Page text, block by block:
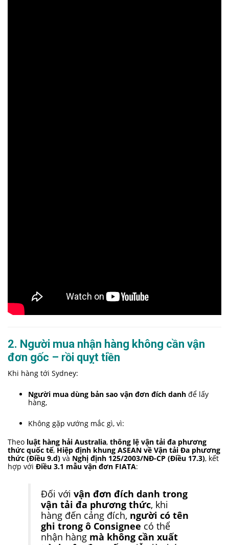
2. Người mua nhận hàng không cần vận
đơn gốc – rồi quỵt tiền
Khi hàng tới Sydney:
Người mua dùng bản sao vận đơn đích danh để lấy
hàng,
Không gặp vướng mắc gì, vì:
Theo luật hàng hải Australia, thông lệ vận tải đa phương
thức quốc tế, Hiệp định khung ASEAN về Vận tải Đa phương
thức (Điều 9.d) và Nghị định 125/2003/NĐ-CP (Điều 17.3), kết
hợp với Điều 3.1 mẫu vận đơn FIATA:
Đối với vận đơn đích danh trong
vận tải đa phương thức, khi
hàng đến cảng đích, người có tên
ghi trong ô Consignee có thể
nhận hàng mà không cần xuất